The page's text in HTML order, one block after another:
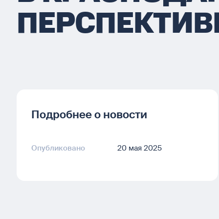
Подробнее о новости
Опубликовано 20 мая 2025